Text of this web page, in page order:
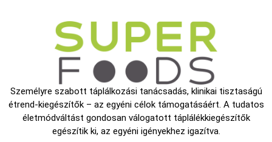
Személyre szabott táplálkozási tanácsadás, klinikai tisztaságú
étrend-kiegészítők – az egyéni célok támogatásáért. A tudatos
életmódváltást gondosan válogatott táplálékkiegészítők
egészítik ki, az egyéni igényekhez igazítva.